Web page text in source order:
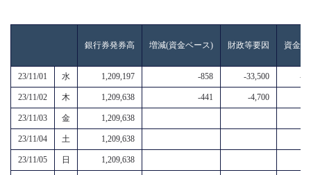
銀行券発券高 増減(資金ベース) 財政等要因 資金過
23/11/01 水 1,209,197 -858 -33,500 -
23/11/02 木 1,209,638 -441 -4,700
23/11/03 金 1,209,638
23/11/04 土 1,209,638
23/11/05 日 1,209,638